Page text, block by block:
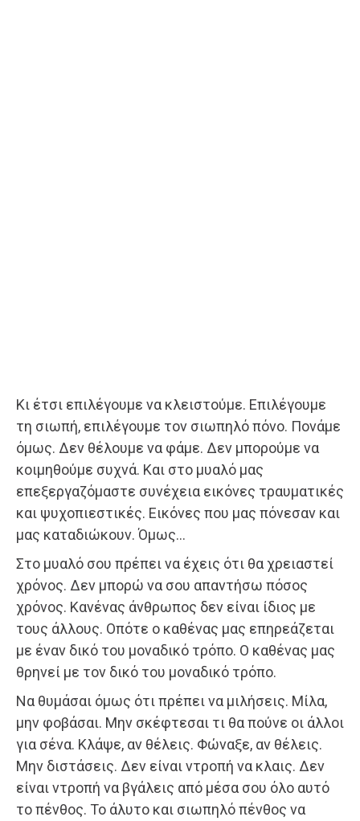
Κι έτσι επιλέγουμε να κλειστούμε. Επιλέγουμε
τη σιωπή, επιλέγουμε τον σιωπηλό πόνο. Πονάμε
όμως. Δεν θέλουμε να φάμε. Δεν μπορούμε να
κοιμηθούμε συχνά. Και στο μυαλό μας
επεξεργαζόμαστε συνέχεια εικόνες τραυματικές
και ψυχοπιεστικές. Εικόνες που μας πόνεσαν και
μας καταδιώκουν. Όμως…
Στο μυαλό σου πρέπει να έχεις ότι θα χρειαστεί
χρόνος. Δεν μπορώ να σου απαντήσω πόσος
χρόνος. Κανένας άνθρωπος δεν είναι ίδιος με
τους άλλους. Οπότε ο καθένας μας επηρεάζεται
με έναν δικό του μοναδικό τρόπο. Ο καθένας μας
θρηνεί με τον δικό του μοναδικό τρόπο.
Να θυμάσαι όμως ότι πρέπει να μιλήσεις. Μίλα,
μην φοβάσαι. Μην σκέφτεσαι τι θα πούνε οι άλλοι
για σένα. Κλάψε, αν θέλεις. Φώναξε, αν θέλεις.
Μην διστάσεις. Δεν είναι ντροπή να κλαις. Δεν
είναι ντροπή να βγάλεις από μέσα σου όλο αυτό
το πένθος. Το άλυτο και σιωπηλό πένθος να